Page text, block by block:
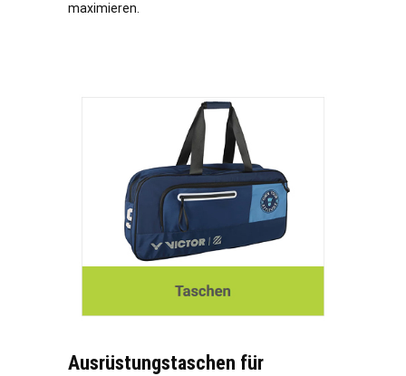
maximieren.
Ausrüstungstaschen für